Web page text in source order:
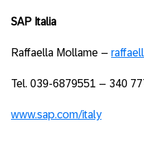
SAP Italia
Raffaella Mollame –
Tel. 039-6879551 – 340
www.sap.com/italy